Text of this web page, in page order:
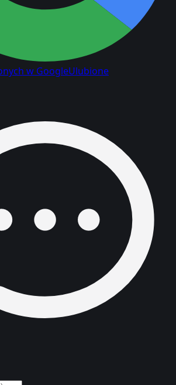
w GoogleUlubione